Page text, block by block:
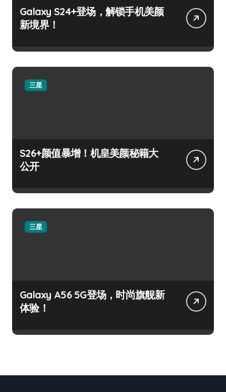
Galaxy S24+登场，解锁手机美颜
新境界！
三星
S26+颜值暴增！机皇美颜秘籍大
公开
三星
Galaxy A56 5G登场，时尚旗舰新
体验！